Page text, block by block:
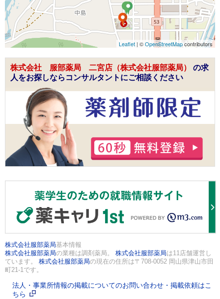
Leaflet | ©OpenStreetMapcontributors
株式会社 服部薬局 二宮店（株式会社服部薬局） の求
人をお探しならコンサルタントにご相談ください
株式会社服部薬局基本情報
株式会社服部薬局の業種は調剤薬局。 株式会社服部薬局は11店舗運営し
ています。 株式会社服部薬局の現在の住所は〒708-0052 岡山県津山市田
町21-1です。
法人・事業所情報の掲載についてのお問い合わせ・掲載依頼はこ
ちら